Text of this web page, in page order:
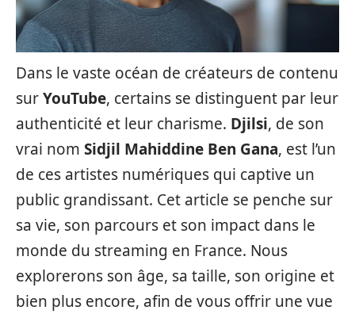
Dans le vaste océan de créateurs de contenu
surYouTube, certains se distinguent par leur
authenticité et leur charisme. Djilsi, de son
vrai nom Sidjil Mahiddine Ben Gana, est l’un
de ces artistes numériques qui captive un
public grandissant. Cet article se penche sur
sa vie, son parcours et son impact dans le
monde du streaming en France. Nous
explorerons son âge, sa taille, son origine et
bien plus encore, afin de vous offrir une vue